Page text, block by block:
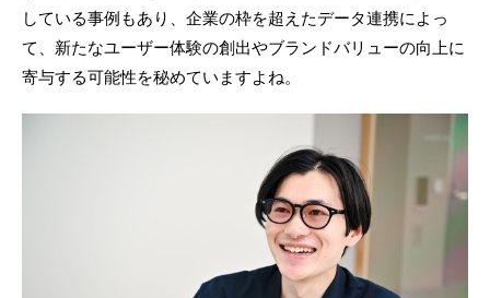
している事例もあり、企業の枠を超えたデータ連携によっ
て、新たなユーザー体験の創出やブランドバリューの向上に
寄与する可能性を秘めていますよね。